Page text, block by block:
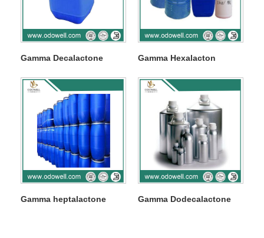
Gamma Decalactone Gamma Hexalacton
Gamma heptalactone Gamma Dodecalactone